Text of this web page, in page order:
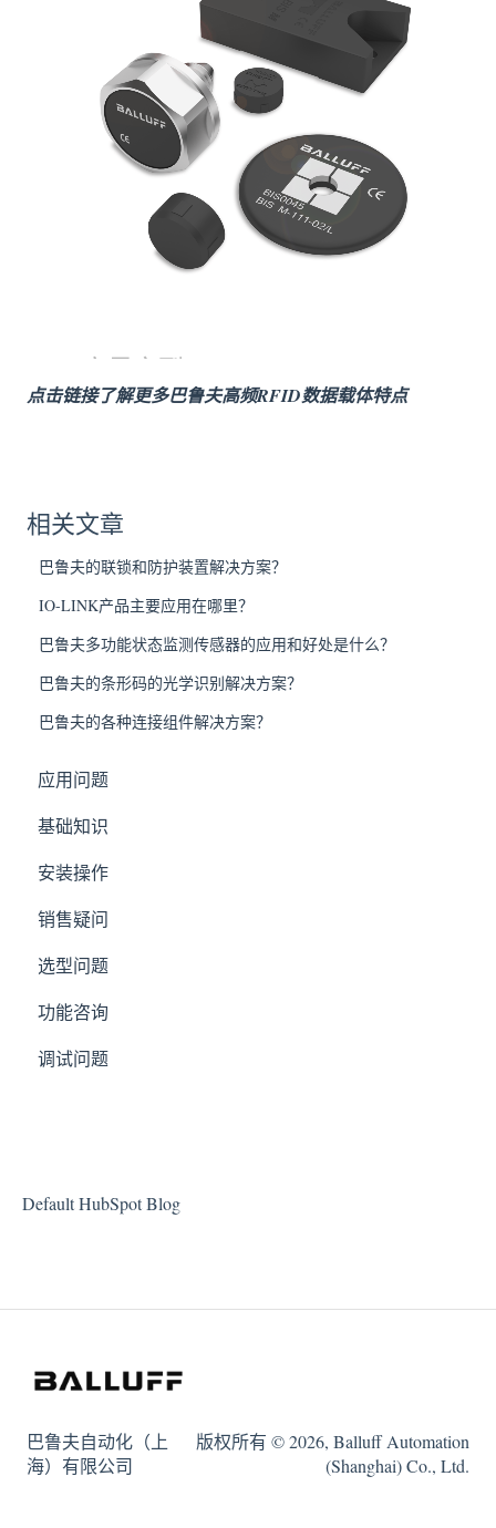
点击链接了解更多巴鲁夫高频RFID数据载体特点
相关文章
巴鲁夫的联锁和防护装置解决方案？
IO-LINK产品主要应用在哪里？
巴鲁夫多功能状态监测传感器的应用和好处是什么？
巴鲁夫的条形码的光学识别解决方案？
巴鲁夫的各种连接组件解决方案？
应用问题
基础知识
安装操作
销售疑问
选型问题
功能咨询
调试问题
Default HubSpot Blog
巴鲁夫自动化（上
海）有限公司
版权所有 © 2026, Balluff Automation
(Shanghai) Co., Ltd.